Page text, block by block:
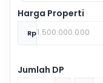
Harga Properti
Rp
Jumlah DP